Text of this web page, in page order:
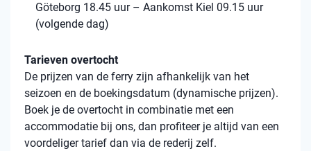
Göteborg 18.45 uur – Aankomst Kiel 09.15 uur
(volgende dag)
Tarieven overtocht
De prijzen van de ferry zijn afhankelijk van het
seizoen en de boekingsdatum (dynamische prijzen).
Boek je de overtocht in combinatie met een
accommodatie bij ons, dan profiteer je altijd van een
voordeliger tarief dan via de rederij zelf.